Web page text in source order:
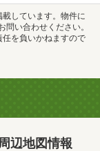
載しています。物件に
い合わせください。
を負いかねますので
辺地図情報